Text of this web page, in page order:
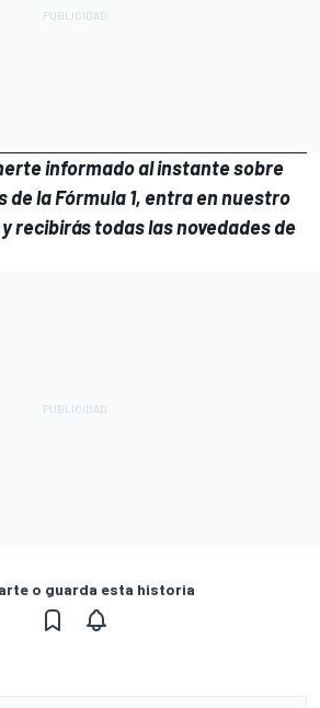
informado al instante sobre
la Fórmula 1, entra ennuestro
y recibirás todas las novedades de
o guarda esta historia